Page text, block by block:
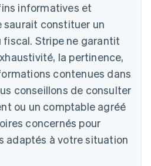
informatives et
saurait constituer un
fiscal. Stripe ne garantit
la pertinence,
contenues dans
conseillons de consulter
ou un comptable agréé
concernés pour
adaptés à votre situation
English